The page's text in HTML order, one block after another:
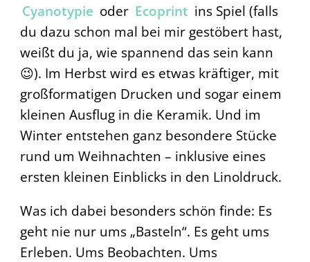
Cyanotypie oder Ecoprint ins Spiel (falls
du dazu schon mal bei mir gestöbert hast,
weißt du ja, wie spannend das sein kann
😉). Im Herbst wird es etwas kräftiger, mit
großformatigen Drucken und sogar einem
kleinen Ausflug in die Keramik. Und im
Winter entstehen ganz besondere Stücke
rund um Weihnachten – inklusive eines
ersten kleinen Einblicks in den Linoldruck.
Was ich dabei besonders schön finde: Es
geht nie nur ums „Basteln“. Es geht ums
Erleben. Ums Beobachten. Ums